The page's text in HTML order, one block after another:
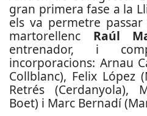
gran primera fase a la
els va permetre
martorellenc Raúl
entrenador, i
incorporacions: Arnau
Collblanc), Felix López
Retrés (Cerdanyola),
Boet) i Marc Bernadí